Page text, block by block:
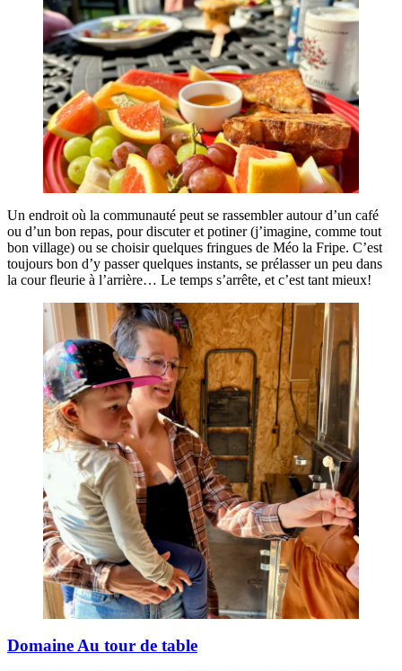
Un endroit où la communauté peut se rassembler autour d’un café
ou d’un bon repas, pour discuter et potiner (j’imagine, comme tout
bon village) ou se choisir quelques fringues de Méo la Fripe. C’est
toujours bon d’y passer quelques instants, se prélasser un peu dans
la cour fleurie à l’arrière… Le temps s’arrête, et c’est tant mieux!
Domaine Au tour de table